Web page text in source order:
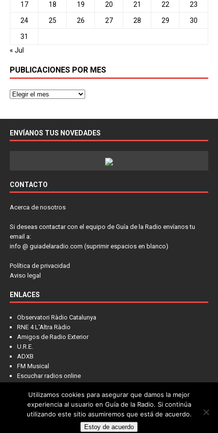
17 18 19 20 21 22 23
24 25 26 27 28 29 30
31
« Jul
PUBLICACIONES POR MES
ENVÍANOS TUS NOVEDADES
CONTACTO
Acerca de nosotros
Si deseas contactar con el equipo de Guía de la Radio envíanos tu
email a:
info @ guiadelaradio.com (suprimir espacios en blanco)
Política de privacidad
Aviso legal
ENLACES
Observatori Ràdio Catalunya
RNE 4 L'Altra Ràdio
Amigos de Radio Exterior
U.R.E.
ADXB
FM Musical
Escuchar radios online
Utilizamos cookies para asegurar que damos la mejor
experiencia al usuario en Guía de la Radio. Si continúa
utilizando este sitio asumiremos que está de acuerdo.
Estoy de acuerdo